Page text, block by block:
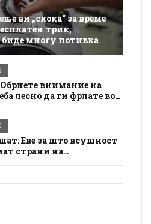
ви „скока“ за време
трик,
многу потивка
внимание на
лесно да ги фрлате во
Еве за што всушност
страни на